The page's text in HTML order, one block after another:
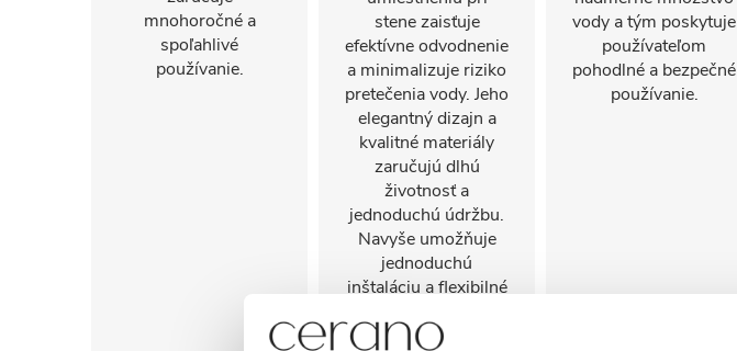
mnohoročné a
spoľahlivé
používanie.
stene zaisťuje
efektívne odvodnenie
a minimalizuje riziko
pretečenia vody. Jeho
elegantný dizajn a
kvalitné materiály
zaručujú dlhú
životnosť a
jednoduchú údržbu.
Navyše umožňuje
jednoduchú
inštaláciu a flexibilné
stavebných
vody a tým poskytuje
používateľom
pohodlné a bezpečné
používanie.